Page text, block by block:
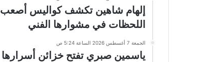
إلهام شاهين تكشف كواليس أصعب
اللحظات في مشوارها الفني
الجمعة 7 أغسطس 2026 الساعة 5:24 ص
ياسمين صبري تفتح خزائن أسرارها